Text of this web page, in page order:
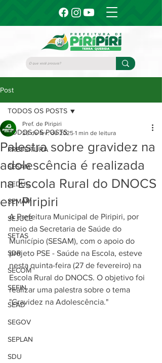
Post
TODOS OS POSTS
PREFEITURA
SESAM
SEDUC
SEMAM
SEJUCE
SETAS
SDR
SECOM
SEFIN
SEAD
SEGOV
SEPLAN
SDU
TODOS OS POSTS
Palestra sobre gravidez na
adolescência é realizada
na Escola Rural do DNOCS
em Piripiri
Pref. de Piripiri
28 de fev. de 2025 1 min de leitura
A Prefeitura Municipal de Piripiri, por
meio da Secretaria de Saúde do
Município (SESAM), com o apoio do
projeto PSE - Saúde na Escola, esteve
nesta quinta-feira (27 de fevereiro) na
Escola Rural do DNOCS. O objetivo foi
realizar uma palestra sobre o tema
"Gravidez na Adolescência."